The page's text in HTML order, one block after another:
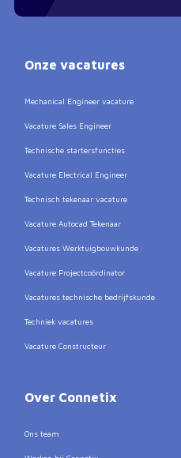
Onze vacatures
Mechanical Engineer vacature
Vacature Sales Engineer
Technische startersfuncties
Vacature Electrical Engineer
Technisch tekenaar vacature
Vacature Autocad Tekenaar
Vacatures Werktuigbouwkunde
Vacature Projectcoördinator
Vacatures technische bedrijfskunde
Techniek vacatures
Vacature Constructeur
Over Connetix
Ons team